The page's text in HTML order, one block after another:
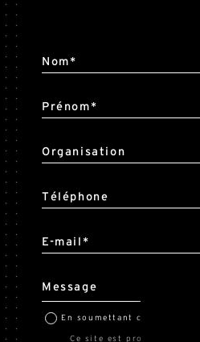
Nom*
Prénom*
Organisation
Téléphone
E-mail*
Message
En soumettant ce
Ce site est protégé par